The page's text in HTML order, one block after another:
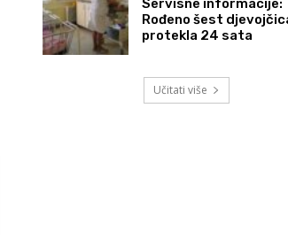
Servisne informacije:
Rođeno šest
protekla 24 sata
Učitati više